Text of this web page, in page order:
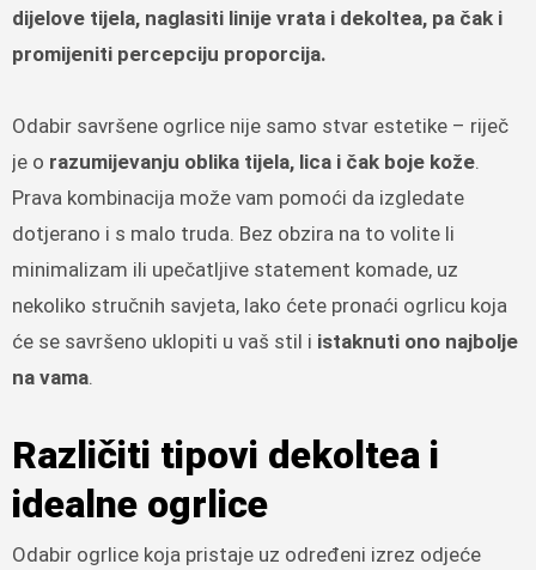
dijelove tijela, naglasiti linije vrata i dekoltea, pa čak i
promijeniti percepciju proporcija.
Odabir savršene ogrlice nije samo stvar estetike – riječ
je o razumijevanju oblika tijela, lica i čak boje kože.
Prava kombinacija može vam pomoći da izgledate
dotjerano i s malo truda. Bez obzira na to volite li
minimalizam ili upečatljive statement komade, uz
nekoliko stručnih savjeta, lako ćete pronaći ogrlicu koja
će se savršeno uklopiti u vaš stil i istaknuti ono najbolje
na vama.
Različiti tipovi dekoltea i
idealne ogrlice
Odabir ogrlice koja pristaje uz određeni izrez odjeće